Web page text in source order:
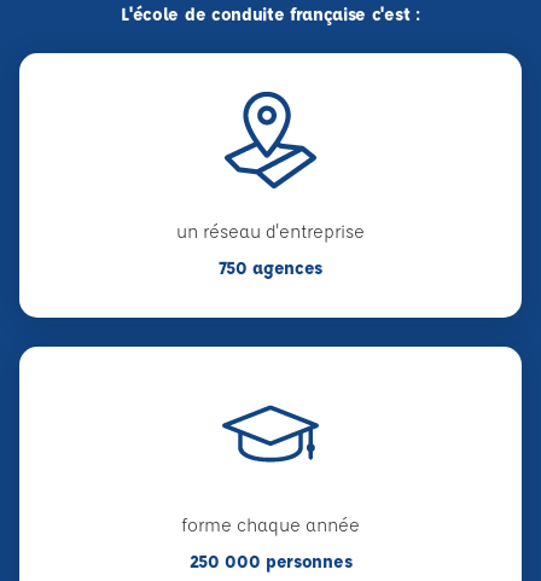
L'école de conduite française c'est :
un réseau d'entreprise
750 agences
forme chaque année
250 000 personnes